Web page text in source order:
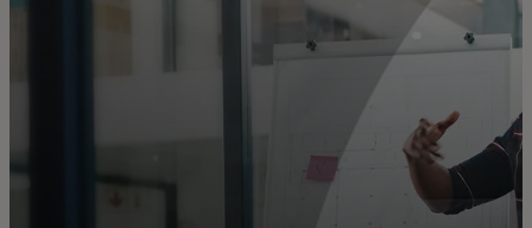
Para innovadores
Noticias y tendencias